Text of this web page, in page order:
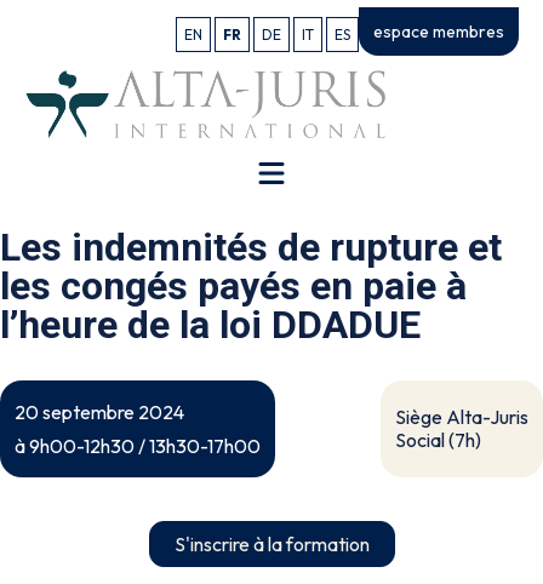
EN FR DE IT ES espace membres
Les indemnités de rupture et
les congés payés en paie à
l’heure de la loi DDADUE
20 septembre 2024
à 9h00-12h30 / 13h30-17h00
Siège Alta-Juris
Social (7h)
S'inscrire à la formation